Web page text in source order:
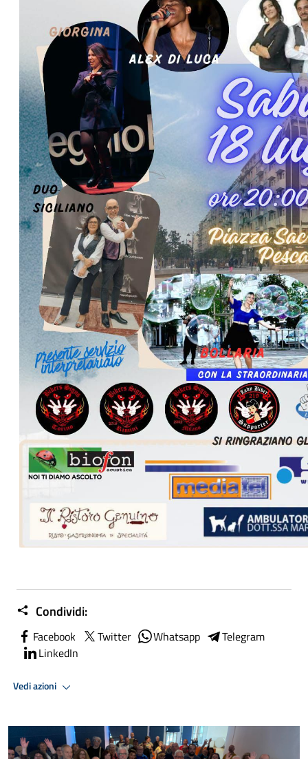
Condividi:
Facebook Twitter Whatsapp
Telegram
LinkedIn
Vedi azioni